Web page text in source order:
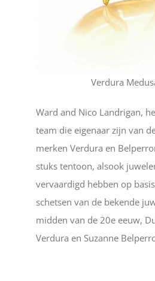
Verdura
Ward and Nico Landrigan,
team die eigenaar zijn van
merken Verdura en
stuks tentoon, alsook
vervaardigd hebben op
schetsen van de bekende
midden van de 20e eeuw,
Verdura en Suzanne